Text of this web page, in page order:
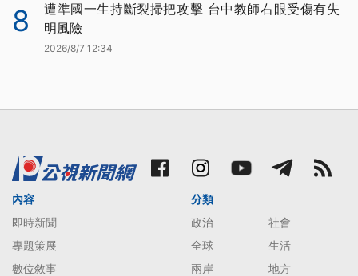
8
遭準國一生持斷裂掃把攻擊 台中教師右眼受傷有失
明風險
2026/8/7 12:34
內容
即時新聞
專題策展
數位敘事
分類
政治
社會
全球
生活
兩岸
地方